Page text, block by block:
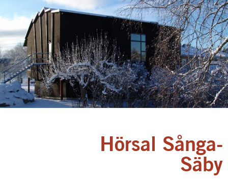
Hörsal Sånga-
Säby